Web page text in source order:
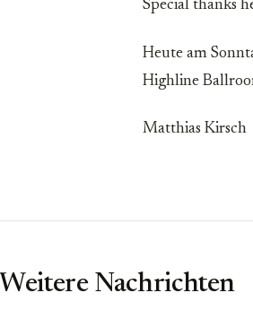
Special thanks
Heute am
Highline
Matthias Kirsch
Weitere Nachrichten